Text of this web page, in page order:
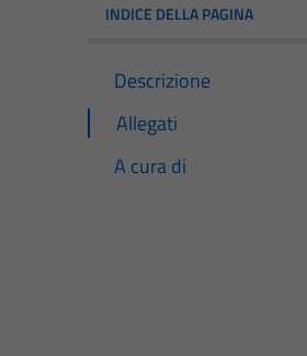
INDICE DELLA PAGINA
Descrizione
Allegati
A cura di